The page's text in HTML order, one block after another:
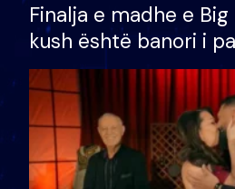
Finalja e madhe e
kush është banori i
shtëpinë dhe humb
të fituar çmimin e